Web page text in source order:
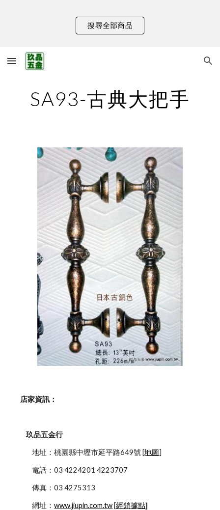
Skip to main content
搜尋全部商品
SA93-古典大把手
    店家資訊：
玖品五金行
            地址：桃園縣中壢市延平路649號 [
地圖]
            電話：03 4224201 4223707
            傳真：03 4275313
            網址：
www.jiupin.com.tw [經銷據點]